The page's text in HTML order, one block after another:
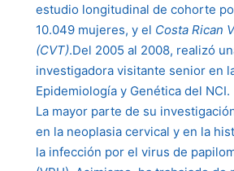
estudio longitudinal de cohorte
10.049 mujeres, y el Costa Rican
(CVT).Del 2005 al 2008, realizó
investigadora visitante senior en
Epidemiología y Genética del NCI.
La mayor parte de su
en la neoplasia cervical y en la
la infección por el virus de